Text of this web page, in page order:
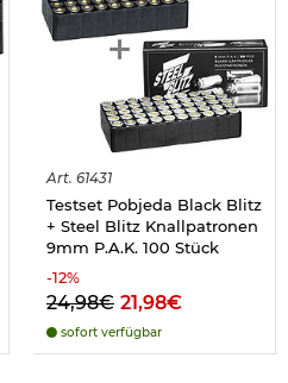
Art. 61431
Testset Pobjeda Black Blitz
+ Steel Blitz Knallpatronen
9mm P.A.K. 100 Stück
-12%
24,98€ 21,98€
sofort verfügbar